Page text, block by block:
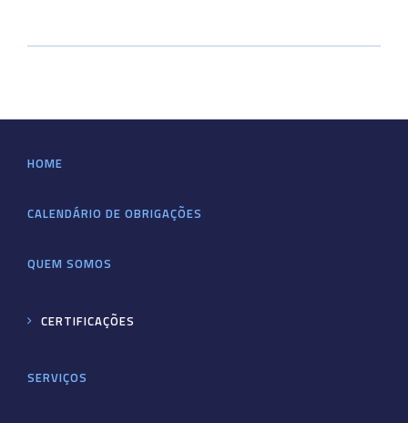
HOME
CALENDÁRIO DE OBRIGAÇÕES
QUEM SOMOS
CERTIFICAÇÕES
SERVIÇOS